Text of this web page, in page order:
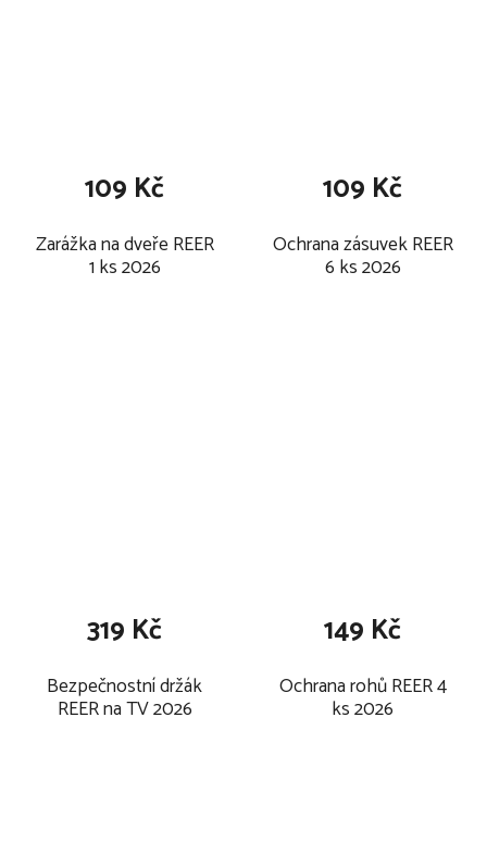
Zarážka na dveře REER
1 ks 2026
109 Kč
Ochrana zásuvek REER
6 ks 2026
109 Kč
Bezpečnostní držák
REER na TV 2026
319 Kč
Ochrana rohů REER 4
ks 2026
149 Kč